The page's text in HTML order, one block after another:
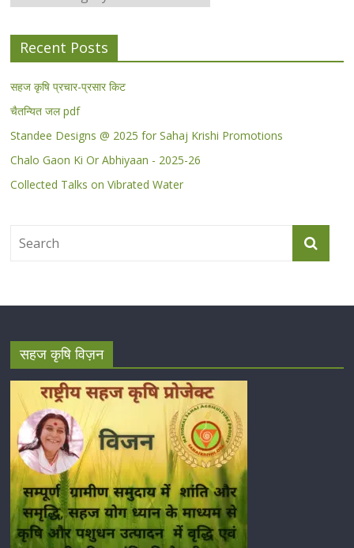
Recent Posts
सहज कृषि प्रचार-प्रसार किट
चैतन्यित जल pdf
Standee Designs @ 2025 for Sahaj Krishi Promotions
Chalo Gaon Ki Or Abhiyaan - 2025-26
Collected Talks on Vibrated Water
सहज कृषि विज़न